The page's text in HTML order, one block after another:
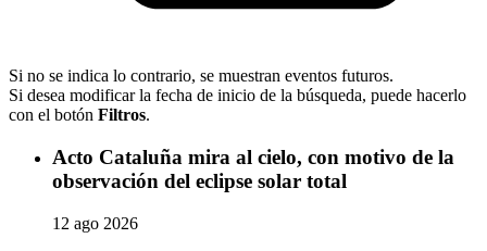
Si no se indica lo contrario, se muestran eventos futuros.
Si desea modificar la fecha de inicio de la búsqueda, puede hacerlo
con el botón Filtros.
Acto Cataluña mira al cielo, con motivo de la
observación del eclipse solar total
12 ago 2026